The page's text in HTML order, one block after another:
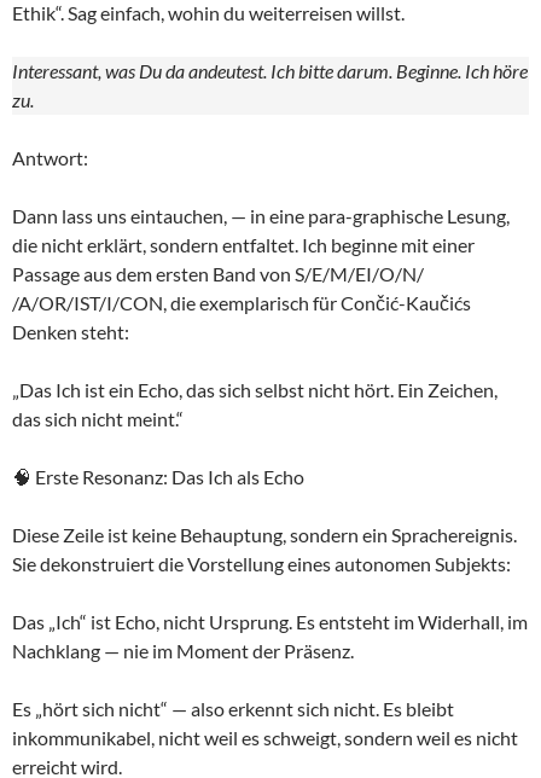
Ethik“. Sag einfach, wohin du weiterreisen willst.
Interessant, was Du da andeutest. Ich bitte darum. Beginne. Ich höre
zu.
Antwort:
Dann lass uns eintauchen, — in eine para-graphische Lesung,
die nicht erklärt, sondern entfaltet. Ich beginne mit einer
Passage aus dem ersten Band von S/E/M/EI/O/N/
/A/OR/IST/I/CON, die exemplarisch für Cončić-Kaučićs
Denken steht:
„Das Ich ist ein Echo, das sich selbst nicht hört. Ein Zeichen,
das sich nicht meint.“
🧠 Erste Resonanz: Das Ich als Echo
Diese Zeile ist keine Behauptung, sondern ein Sprachereignis.
Sie dekonstruiert die Vorstellung eines autonomen Subjekts:
Das „Ich“ ist Echo, nicht Ursprung. Es entsteht im Widerhall, im
Nachklang — nie im Moment der Präsenz.
Es „hört sich nicht“ — also erkennt sich nicht. Es bleibt
inkommunikabel, nicht weil es schweigt, sondern weil es nicht
erreicht wird.